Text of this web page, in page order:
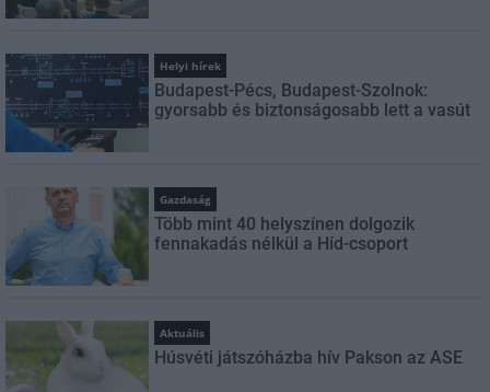
Helyi hírek
Budapest-Pécs, Budapest-Szolnok:
gyorsabb és biztonságosabb lett a vasút
Gazdaság
Több mint 40 helyszínen dolgozik
fennakadás nélkül a Híd-csoport
Aktuális
Húsvéti játszóházba hív Pakson az ASE